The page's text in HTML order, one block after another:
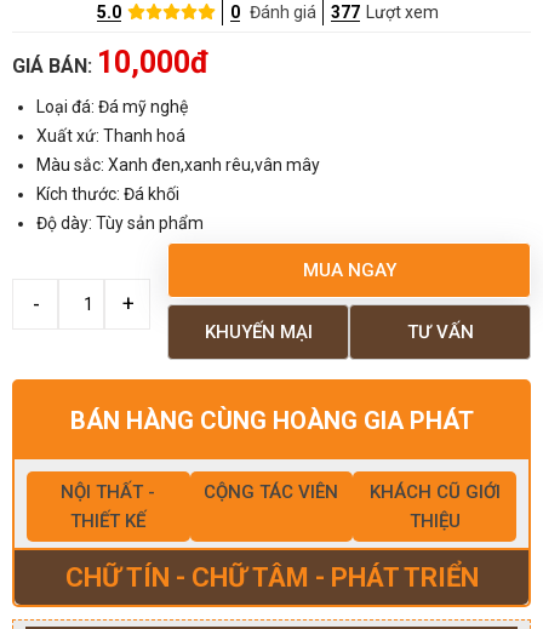
5.0 0 Đánh giá 377 Lượt xem
GIÁ BÁN: 10,000đ
Loại đá: Đá mỹ nghệ
Xuất xứ: Thanh hoá
Màu sắc: Xanh đen,xanh rêu,vân mây
Kích thước: Đá khối
Độ dày: Tùy sản phẩm
MUA NGAY
TƯ VẤN
KHUYẾN MẠI
BÁN HÀNG CÙNG HOÀNG GIA PHÁT
NỘI THẤT -
THIẾT KẾ
CỘNG TÁC VIÊN
KHÁCH CŨ GIỚI
THIỆU
CHỮ TÍN - CHỮ TÂM - PHÁT TRIỂN